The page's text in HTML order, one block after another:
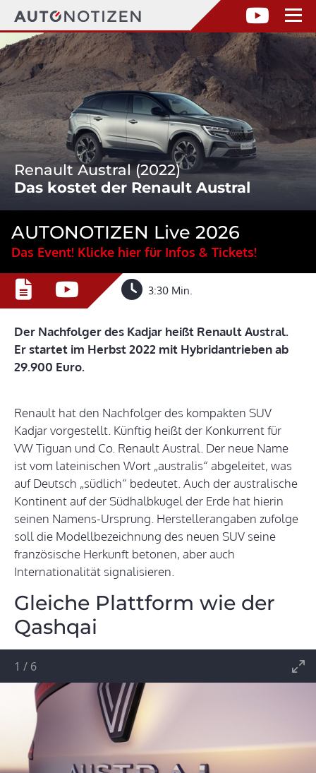
Renault Austral (2022)
Das kostet der Renault Austral
AUTONOTIZEN Live 2026
Das Event! Klicke hier für Infos & Tickets!
3:30 Min.
Der Nachfolger des Kadjar heißt Renault Austral.
Er startet im Herbst 2022 mit Hybridantrieben ab
29.900 Euro.
Renault hat den Nachfolger des kompakten SUV
Kadjar vorgestellt. Künftig heißt der Konkurrent für
VW Tiguan und Co. Renault Austral. Der neue Name
ist vom lateinischen Wort „australis“ abgeleitet, was
auf Deutsch „südlich“ bedeutet. Auch der australische
Kontinent auf der Südhalbkugel der Erde hat hierin
seinen Namens-Ursprung. Herstellerangaben zufolge
soll die Modellbezeichnung des neuen SUV seine
französische Herkunft betonen, aber auch
Internationalität signalisieren.
Gleiche Plattform wie der
Qashqai
1 / 6